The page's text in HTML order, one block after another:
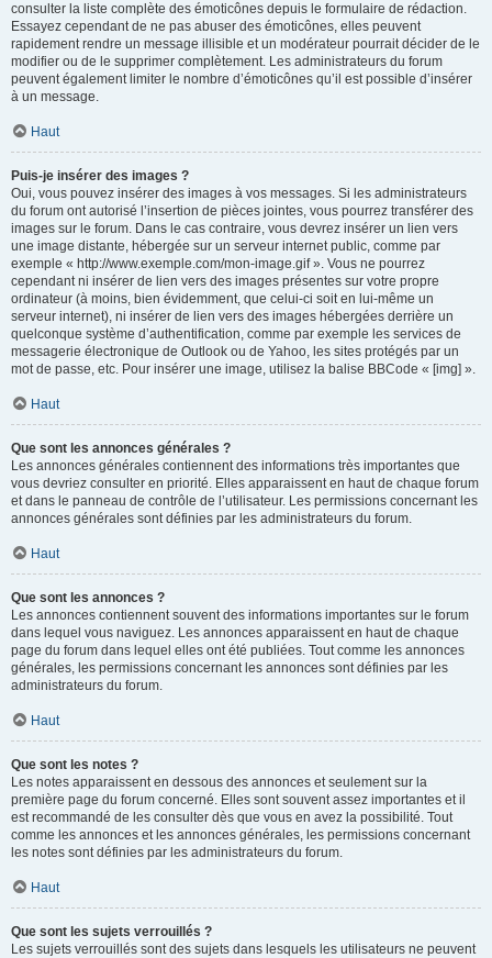
consulter la liste complète des émoticônes depuis le formulaire de rédaction.
Essayez cependant de ne pas abuser des émoticônes, elles peuvent
rapidement rendre un message illisible et un modérateur pourrait décider de le
modifier ou de le supprimer complètement. Les administrateurs du forum
peuvent également limiter le nombre d’émoticônes qu’il est possible d’insérer
à un message.
Haut
Puis-je insérer des images ?
Oui, vous pouvez insérer des images à vos messages. Si les administrateurs
du forum ont autorisé l’insertion de pièces jointes, vous pourrez transférer des
images sur le forum. Dans le cas contraire, vous devrez insérer un lien vers
une image distante, hébergée sur un serveur internet public, comme par
exemple « http://www.exemple.com/mon-image.gif ». Vous ne pourrez
cependant ni insérer de lien vers des images présentes sur votre propre
ordinateur (à moins, bien évidemment, que celui-ci soit en lui-même un
serveur internet), ni insérer de lien vers des images hébergées derrière un
quelconque système d’authentification, comme par exemple les services de
messagerie électronique de Outlook ou de Yahoo, les sites protégés par un
mot de passe, etc. Pour insérer une image, utilisez la balise BBCode « [img] ».
Haut
Que sont les annonces générales ?
Les annonces générales contiennent des informations très importantes que
vous devriez consulter en priorité. Elles apparaissent en haut de chaque forum
et dans le panneau de contrôle de l’utilisateur. Les permissions concernant les
annonces générales sont définies par les administrateurs du forum.
Haut
Que sont les annonces ?
Les annonces contiennent souvent des informations importantes sur le forum
dans lequel vous naviguez. Les annonces apparaissent en haut de chaque
page du forum dans lequel elles ont été publiées. Tout comme les annonces
générales, les permissions concernant les annonces sont définies par les
administrateurs du forum.
Haut
Que sont les notes ?
Les notes apparaissent en dessous des annonces et seulement sur la
première page du forum concerné. Elles sont souvent assez importantes et il
est recommandé de les consulter dès que vous en avez la possibilité. Tout
comme les annonces et les annonces générales, les permissions concernant
les notes sont définies par les administrateurs du forum.
Haut
Que sont les sujets verrouillés ?
Les sujets verrouillés sont des sujets dans lesquels les utilisateurs ne peuvent